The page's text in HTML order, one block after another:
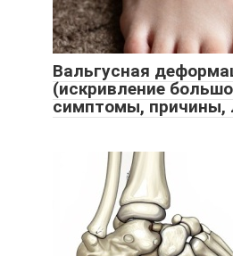
Вальгусная
(искривление
симптомы, причины,